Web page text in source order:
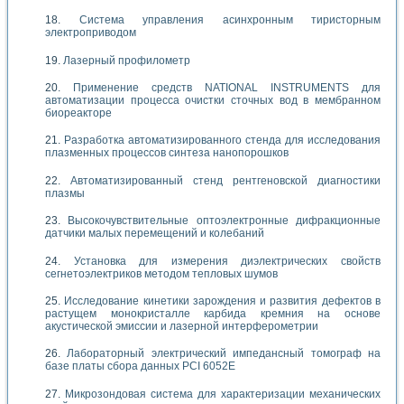
Система управления асинхронным тиристорным
электроприводом
Лазерный профилометр
Применение средств NATIONAL INSTRUMENTS для
автоматизации процесса очистки сточных вод в мембранном
биореакторе
Разработка автоматизированного стенда для исследования
плазменных процессов синтеза нанопорошков
Автоматизированный стенд рентгеновской диагностики
плазмы
Высокочувствительные оптоэлектронные дифракционные
датчики малых перемещений и колебаний
Установка для измерения диэлектрических свойств
сегнетоэлектриков методом тепловых шумов
Исследование кинетики зарождения и развития дефектов в
растущем монокристалле карбида кремния на основе
акустической эмиссии и лазерной интерферометрии
Лабораторный электрический импедансный томограф на
базе платы сбора данных PCI 6052E
Микрозондовая система для характеризации механических